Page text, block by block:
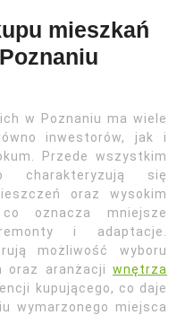
mieszkań
w Poznaniu ma wiele
inwestorów, jak i
Przede wszystkim
charakteryzują się
oraz wysokim
co oznacza mniejsze
i adaptacje.
możliwość wyboru
oraz aranżacji wnętrza
kupującego, co daje
wymarzonego miejsca